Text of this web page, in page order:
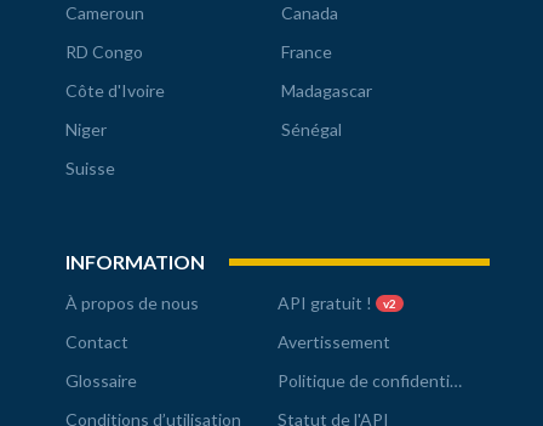
Cameroun
Canada
RD Congo
France
Côte d'Ivoire
Madagascar
Niger
Sénégal
Suisse
INFORMATION
À propos de nous API gratuit ! v2
Contact
Avertissement
Glossaire
Politique de confidentialité
Conditions d’utilisation
Statut de l'API